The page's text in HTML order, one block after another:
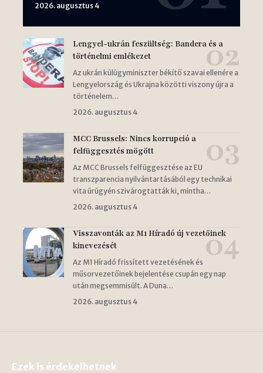
2026. augusztus 4
Lengyel-ukrán feszültség: Bandera és a
történelmi emlékezet
Az ukrán külügyminiszter békítő szavai ellenére a
Lengyelország és Ukrajna közötti viszony újra a
történelem…
2026. augusztus 4
MCC Brussels: Nincs korrupció a
felfüggesztés mögött
Az MCC Brussels felfüggesztése az EU
transzparencia nyilvántartásából egy technikai
vita ürügyén szivárogtatták ki, mintha…
2026. augusztus 4
Visszavonták az M1 Híradó új vezetőinek
kinevezését
Az M1 Híradó frissített vezetésének és
műsorvezetőinek bejelentése csupán egy nap
után megsemmisült. A Duna…
2026. augusztus 4
Ezek is érdekelhetnek